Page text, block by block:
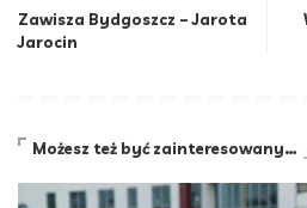
Zawisza Bydgoszcz – Jarota
Jarocin
Możesz też być zainteresowany…